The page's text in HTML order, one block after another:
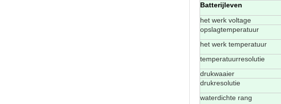
Batterijleven
het werk voltage
opslagtemperatuur
het werk temperatuur
temperatuurresolutie
drukwaaier
drukresolutie
waterdichte rang